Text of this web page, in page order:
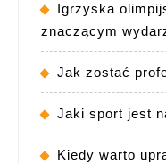
Igrzyska
znaczącym
Jak zostać
Jaki sport jest
Kiedy warto